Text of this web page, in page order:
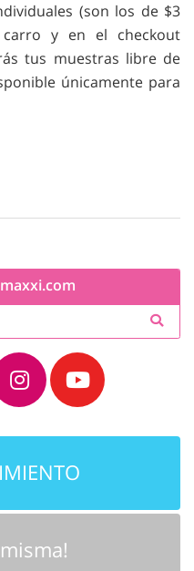
(son los de $3
y en el checkout
tus muestras libre de
únicamente para